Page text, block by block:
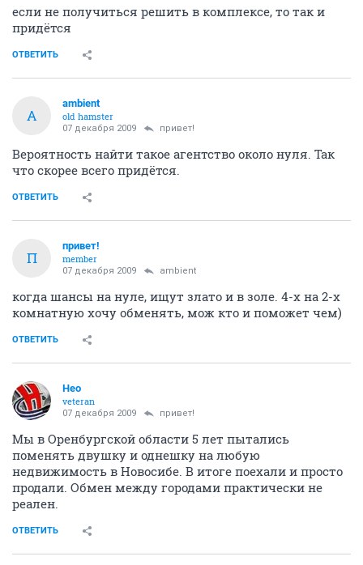
если не получиться решить в комплексе, то так и
придётся
ОТВЕТИТЬ
A
ambient
old hamster
07 декабря 2009 привет!
Вероятность найти такое агентство около нуля. Так
что скорее всего придётся.
ОТВЕТИТЬ
П
привет!
member
07 декабря 2009 ambient
когда шансы на нуле, ищут злато и в золе. 4-х на 2-х
комнатную хочу обменять, мож кто и поможет чем)
ОТВЕТИТЬ
Heo
veteran
07 декабря 2009 привет!
Мы в Оренбургской области 5 лет пытались
поменять двушку и однешку на любую
недвижимость в Новосибе. В итоге поехали и просто
продали. Обмен между городами практически не
реален.
ОТВЕТИТЬ